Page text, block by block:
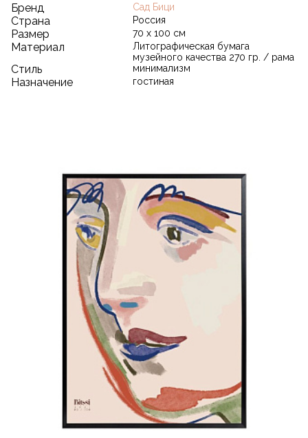
Бренд Сад Бици
Страна Россия
Размер 70 х 100 см
Материал
Литографическая бумага
музейного качества 270 гр. / рама
Стиль минимализм
Назначение гостиная